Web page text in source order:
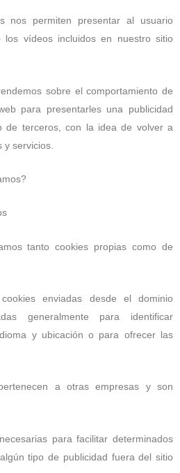
nos permiten presentar al usuario
los vídeos incluidos en nuestro sitio
sobre el comportamiento de
para presentarles una publicidad
de terceros, con la idea de volver a
servicios.
tanto cookies propias como de
enviadas desde el dominio
generalmente para identificar
y ubicación o para ofrecer las
a otras empresas y son
para facilitar determinados
tipo de publicidad fuera del sitio